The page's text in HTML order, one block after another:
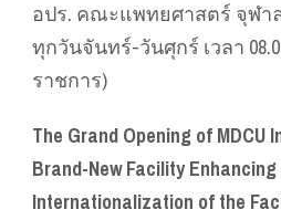
อปร. คณะแพทยศาสตร์ จุฬา
ทุกวันจันทร์-วันศุกร์ เวลา
ราชการ)
The Grand Opening of MDCU
Brand-New Facility
Internationalization of the